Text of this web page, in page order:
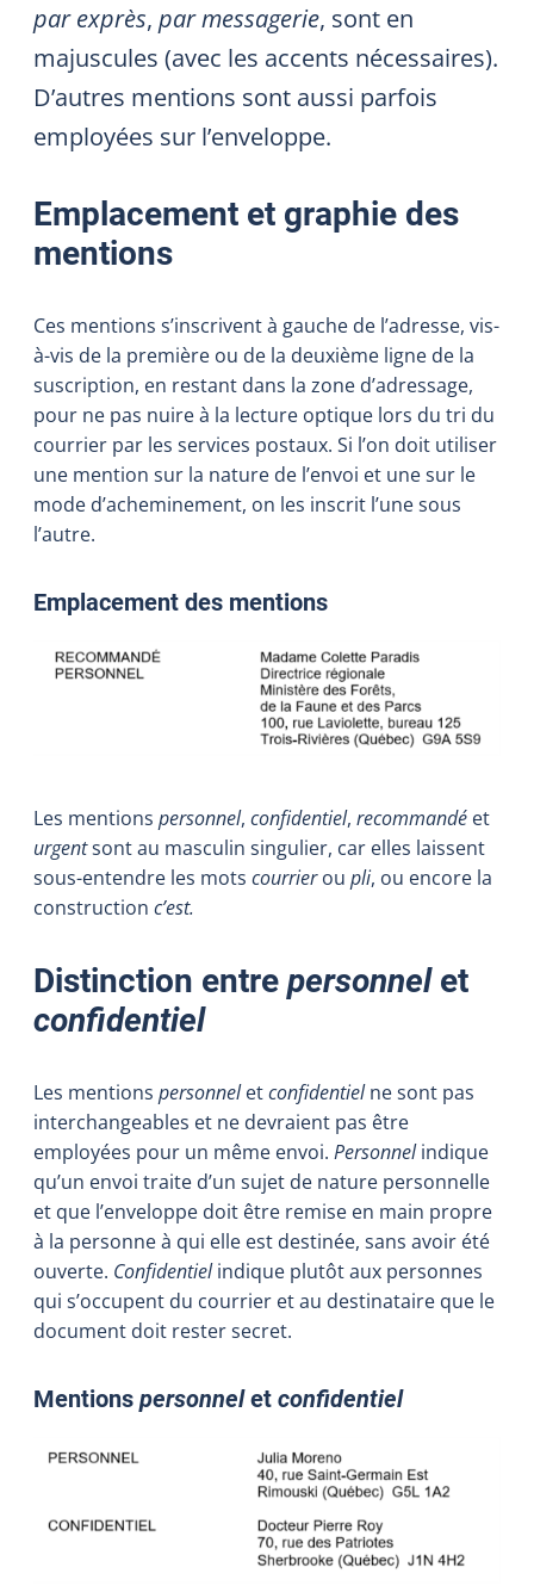
par exprès, par messagerie, sont en
majuscules (avec les accents nécessaires).
D’autres mentions sont aussi parfois
employées sur l’enveloppe.
Emplacement et graphie des
mentions
Ces mentions s’inscrivent à gauche de l’adresse, vis-
à-vis de la première ou de la deuxième ligne de la
suscription, en restant dans la zone d’adressage,
pour ne pas nuire à la lecture optique lors du tri du
courrier par les services postaux. Si l’on doit utiliser
une mention sur la nature de l’envoi et une sur le
mode d’acheminement, on les inscrit l’une sous
l’autre.
Emplacement des mentions
Les mentions personnel, confidentiel, recommandé et
urgentsont au masculin singulier, car elles laissent
sous-entendre les mots courrierou pli, ou encore la
construction c’est.
Distinction entre personnelet
confidentiel
Les mentions personneletconfidentielne sont pas
interchangeables et ne devraient pas être
employées pour un même envoi. Personnelindique
qu’un envoi traite d’un sujet de nature personnelle
et que l’enveloppe doit être remise en main propre
à la personne à qui elle est destinée, sans avoir été
ouverte. Confidentielindique plutôt aux personnes
qui s’occupent du courrier et au destinataire que le
document doit rester secret.
Mentions personnelet confidentiel